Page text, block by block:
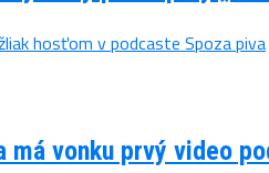
má vonku prvý video